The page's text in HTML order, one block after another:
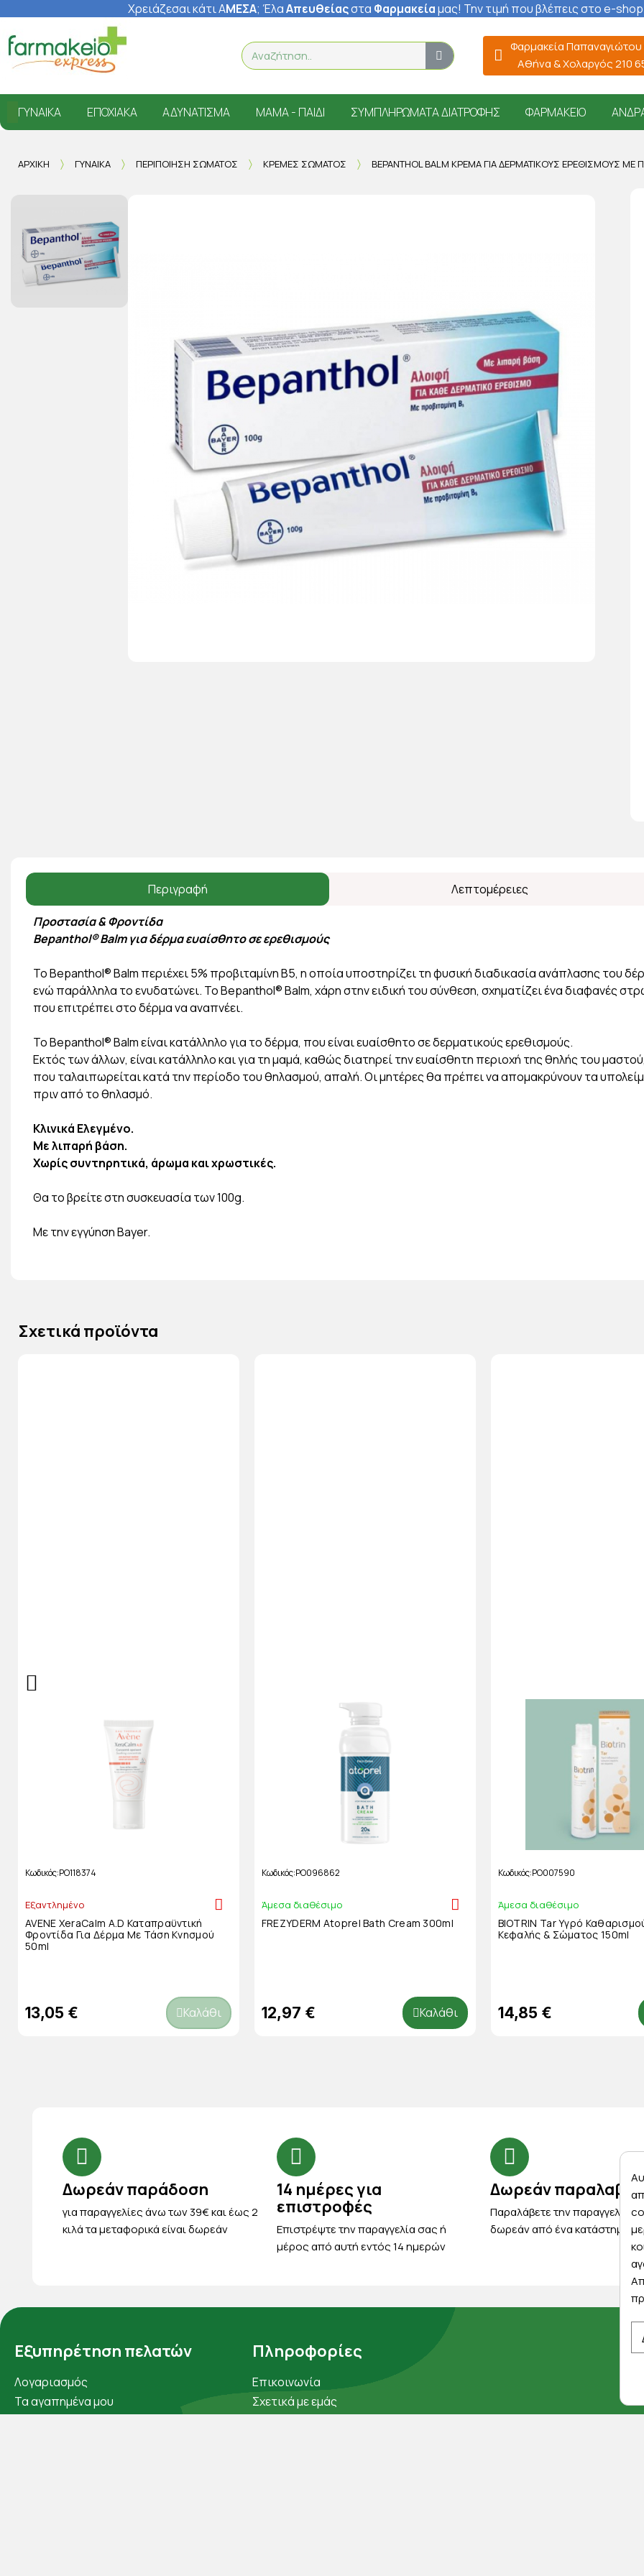
Χρειάζεσαι κάτι ΑΜΕΣΑ; ΈλαΑπευθείαςστα Φαρμακείαμας! Την τιμή που βλέπεις στο e-
Φαρμακεία Παπαναγιώτου
Αθήνα & Χολαργός 210
ΓΥΝΑΊΚΑ ΕΠΟΧΙΑΚΆ ΑΔΥΝΆΤΙΣΜΑ ΜΑΜΆ - ΠΑΙΔΊ ΣΥΜΠΛΗΡΏΜΑΤΑ ΔΙΑΤΡΟΦΉΣ ΦΑΡΜΑΚΕΊΟ
ΑΡΧΙΚΉ ΓΥΝΑΊΚΑ ΠΕΡΙΠΟΊΗΣΗ ΣΏΜΑΤΟΣ ΚΡΈΜΕΣ ΣΏΜΑΤΟΣ BEPANTHOL BALM ΚΡΈΜΑ ΓΙΑ ΔΕΡΜΑΤΙΚΟΎΣ ΕΡΕΘΙΣΜΟΎΣ
Περιγραφή Λεπτομέρειες
Προστασία & Φροντίδα
Bepanthol® Balm για δέρμα ευαίσθητο σε ερεθισμούς
Το Bepanthol® Balm περιέχει 5% προβιταμίνη B5, η οποία υποστηρίζει τη φυσική διαδικασία ανάπλασης του
ενώ παράλληλα το ενυδατώνει. Το Bepanthol® Balm, χάρη στην ειδική του σύνθεση, σχηματίζει ένα διαφανές
που επιτρέπει στο δέρμα να αναπνέει.
Το Bepanthol® Balm είναι κατάλληλο για το δέρμα, που είναι ευαίσθητο σε δερματικούς ερεθισμούς.
Εκτός των άλλων, είναι κατάλληλο και για τη μαμά, καθώς διατηρεί την ευαίσθητη περιοχή της θηλής του μαστού,
που ταλαιπωρείται κατά την περίοδο του θηλασμού, απαλή. Οι μητέρες θα πρέπει να απομακρύνουν τα
πριν από το θηλασμό.
Κλινικά Ελεγμένο.
Με λιπαρή βάση.
Χωρίς συντηρητικά, άρωμα και χρωστικές.
Θα το βρείτε στη συσκευασία των 100g.
Mε την εγγύηση Bayer.
Σχετικά προϊόντα
Κωδικός PO118374
Εξαντλημένο
AVENE XeraCalm A.D Καταπραϋντική
Φροντίδα Για Δέρμα Με Τάση Κνησμού
50ml
13,05 € Καλάθι
Κωδικός PO096862
Άμεσα διαθέσιμο
FREZYDERM Atoprel Bath Cream 300ml
12,97 € Καλάθι
Κωδικός PO007590
Άμεσα διαθέσιμο
BIOTRIN Tar Υγρό
Κεφαλής & Σώματος 150ml
14,85 €
Δωρεάν παράδοση
για παραγγελίες άνω των 39€ και έως 2
κιλά τα μεταφορικά είναι δωρεάν
14 ημέρες για
επιστροφές
Eπιστρέψτε την παραγγελία σας ή
μέρος από αυτή εντός 14 ημερών
Δωρεάν παραλαβή
Παραλάβετε την παραγγελία
δωρεάν από ένα κατάστημα
Εξυπηρέτηση πελατών
Λογαριασμός
Τα αγαπημένα μου
Πληροφορίες
Επικοινωνία
Σχετικά με εμάς